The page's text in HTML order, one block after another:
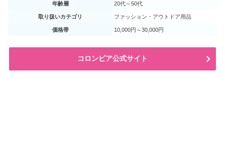
年齢層 20代～50代
取り扱いカテゴリ ファッション・アウトドア用品
価格帯 10,000円～30,000円
コロンビア公式サイト